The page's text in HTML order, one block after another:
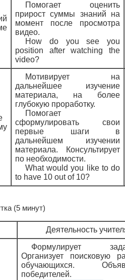
Помогает оценить
прирост суммы знаний на
момент после просмотра
видео.
How do you see you
position after watching the
video?
Мотивирует на
дальнейшее изучение
материала, на более
глубокую проработку.
Помогает
сформулировать свои
первые шаги в
дальнейшем изучении
материала. Консультирует
по необходимости.
What would you like to do
to have 10 out of 10?
(5 минут)
Деятельность
Формулирует
Организует поисковую
обучающихся.
победителей.